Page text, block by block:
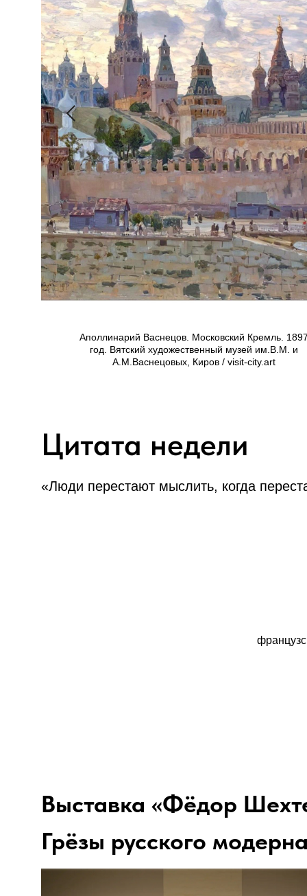
Аполлинарий Васнецов. Московский Кремль.
год. Вятский художественный музей им.В.М. и
А.М.Васнецовых, Киров / visit-city.art
Цитата недели
«Люди перестают мыслить, когда
Выставка «Фёдор
Грёзы русского